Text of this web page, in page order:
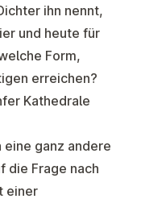
ihn nennt,
und heute für
Form,
erreichen?
Kathedrale
ganz andere
die Frage nach
einer